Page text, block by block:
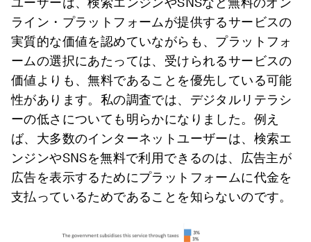
ライン・プラットフォームが提供するサービスの
実質的な価値を認めていながらも、プラットフォ
ームの選択にあたっては、受けられるサービスの
価値よりも、無料であることを優先している可能
性があります。私の調査では、デジタルリテラシ
ーの低さについても明らかになりました。例え
ば、大多数のインターネットユーザーは、検索エ
ンジンやSNSを無料で利用できるのは、広告主が
広告を表示するためにプラットフォームに代金を
支払っているためであることを知らないのです。